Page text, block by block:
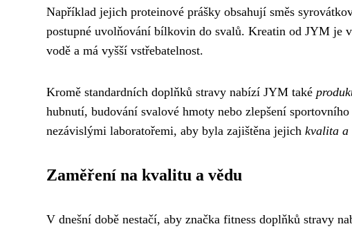
Například jejich proteinové prášky obsahují směs
postupné uvolňování bílkovin do svalů. Kreatin od JYM je
vodě a má vyšší vstřebatelnost.
Kromě standardních doplňků stravy nabízí JYM také
hubnutí, budování svalové hmoty nebo zlepšení
nezávislými laboratořemi, aby byla zajištěna jejich kvalita a
Zaměření na kvalitu a vědu
V dnešní době nestačí, aby značka fitness doplňků stravy